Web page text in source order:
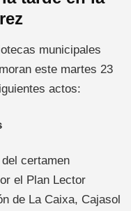
municipales
este martes 23
actos:
certamen
el Plan Lector
de La Caixa, Cajasol